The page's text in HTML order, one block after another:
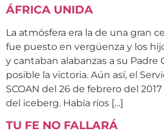
ÁFRICA UNIDA
La atmósfera era la de una gran
fue puesto en vergüenza y los
y cantaban alabanzas a su Padre
posible la victoria. Aún así, el
SCOAN del 26 de febrero del
del iceberg. Había ríos […]
TU FE NO FALLARÁ